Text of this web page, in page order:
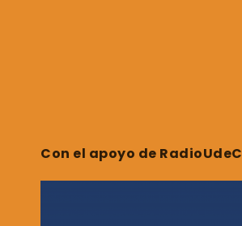
Con el apoyo de RadioUdeC